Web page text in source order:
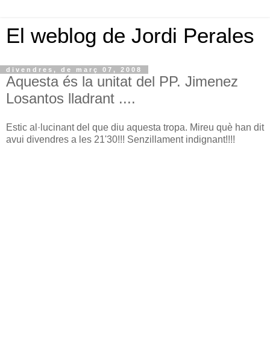
El weblog de Jordi Perales
divendres, de març 07, 2008
Aquesta és la unitat del PP. Jimenez
Losantos lladrant ....
Estic al·lucinant del que diu aquesta tropa. Mireu què han dit
avui divendres a les 21'30!!! Senzillament indignant!!!!